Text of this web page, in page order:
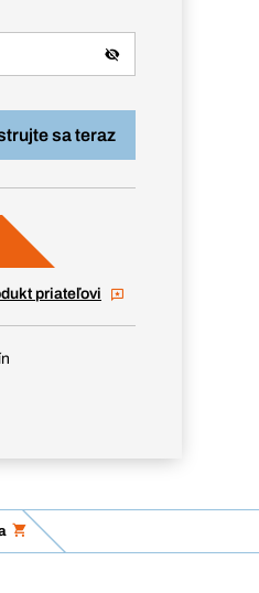
sa teraz
priateľovi